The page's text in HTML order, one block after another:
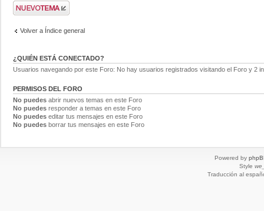
Volver a Índice general
¿QUIÉN ESTÁ CONECTADO?
Usuarios navegando por este Foro: No hay usuarios registrados visitando el Foro y 2
PERMISOS DEL FORO
No puedes abrir nuevos temas en este Foro
No puedes responder a temas en este Foro
No puedes editar tus mensajes en este Foro
No puedes borrar tus mensajes en este Foro
Powered by
Style
Traducción al